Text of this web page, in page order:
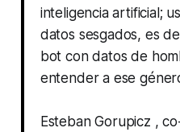
inteligencia artificial;
datos sesgados, es
botcon datos de
entender a ese
Esteban Gorupicz ,